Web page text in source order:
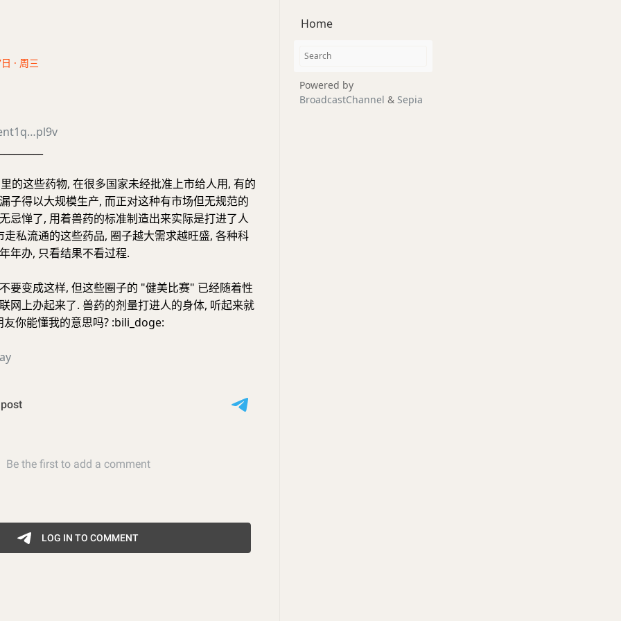
· 周三
的这些药物, 在很多国家未经批准上市给人用, 有的
子得以大规模生产, 而正对这种有市场但无规范的
忌惮了, 用着兽药的标准制造出来实际是打进了人
走私流通的这些药品, 圈子越大需求越旺盛, 各种科
年办, 只看结果不看过程.
要变成这样, 但这些圈子的 "健美比赛" 已经随着性
网上办起来了. 兽药的剂量打进人的身体, 听起来就
你能懂我的意思吗? :bili_doge:
Home
Powered by
BroadcastChannel & Sepia